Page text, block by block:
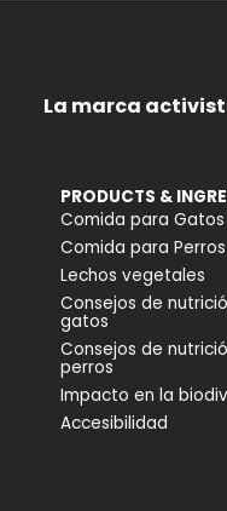
La marca
PRODUCTS &
Comida para Gatos
Comida para Perros
Lechos vegetales
Consejos de
gatos
Consejos de
perros
Impacto en la
Accesibilidad